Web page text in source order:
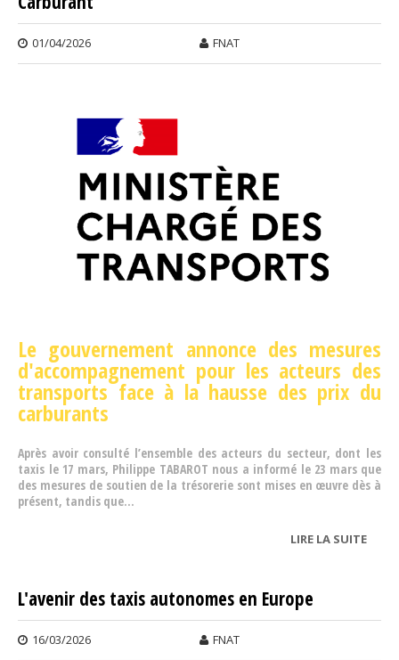
01/04/2026 FNAT
Le gouvernement annonce des mesures
d'accompagnement pour les acteurs des
transports face à la hausse des prix du
carburants
Après avoir consulté l’ensemble des acteurs du secteur, dont les
taxis le 17 mars, Philippe TABAROT nous a informé le 23 mars que
des mesures de soutien de la trésorerie sont mises en œuvre dès à
présent, tandis que...
LIRE LA SUITEDE
L'avenir des taxis autonomes en Europe
16/03/2026 FNAT